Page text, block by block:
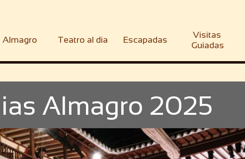
Almagro Teatro al dia Escapadas
Visitas
Guiadas
Almagro 2025